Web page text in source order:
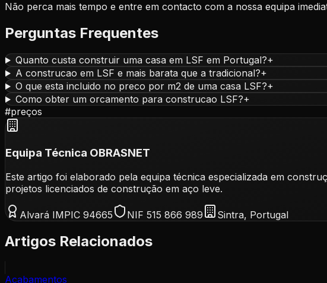
Não perca mais tempo e entre em contacto com a nossa equipa
Perguntas Frequentes
Quanto custa construir uma casa em LSF em Portugal?+
A construcao em LSF e mais barata que a tradicional?+
O que esta incluido no preco por m2 de uma casa LSF?+
Como obter um orcamento para construcao LSF?+
#preços
Equipa Técnica OBRASNET
Este artigo foi elaborado pela equipa técnica especializada em
projetos licenciados de construção em aço leve.
Alvará IMPIC 94665 NIF 515 866 989 Sintra, Portugal
Artigos Relacionados
Acabamentos